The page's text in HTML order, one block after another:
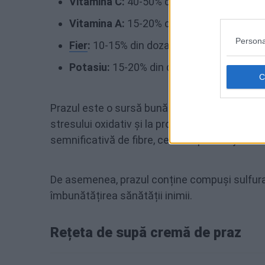
Vitamina A: 15-20% din doza zilnică
Fier: 10-15% din doza zilnică
Potasiu: 15-20% din doza zilnică
Prazul este o sursă bună de antioxidanți,
stresului oxidativ și la protejarea celulelor
semnificativă de fibre, ceea ce poate ajuta
De asemenea, prazul conține compuși
îmbunătățirea sănătății inimii.
Rețeta de supă cremă de praz